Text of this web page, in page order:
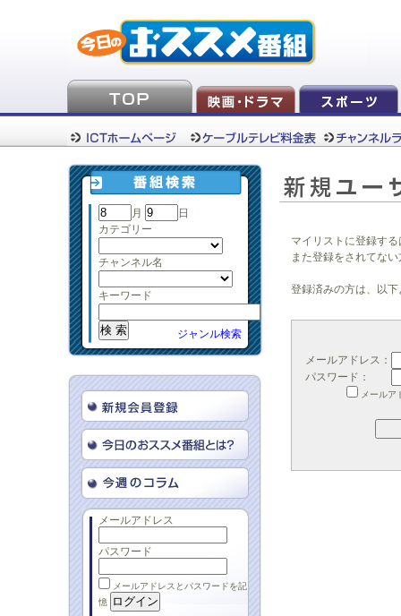
月
日
カテゴリー
チャンネル名
キーワード
ジャンル検索
メールアドレス
パスワード
メールアドレスとパスワードを記
憶
マイリストに登録す
また登録をされてな
登録済みの方は、以
メールアドレス：
パスワード：
メールア